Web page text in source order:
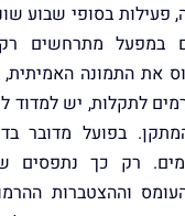
פעילות בסופי שבוע
במפעל מתרחשים
את התמונה האמיתית,
לתקלות, יש למדוד
בפועל מדובר
רק כך נתפסים
וההצטברות